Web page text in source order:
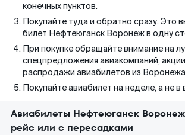
конечных пунктов.
Покупайте туда и обратно сразу. Это
билет Нефтеюганск Воронеж в одну
При покупке обращайте внимание на
спецпредложения авиакомпаний,
распродажи авиабилетов из
Покупайте авиабилет на неделе, а не
Авиабилеты Нефтеюганск
рейс или с пересадками